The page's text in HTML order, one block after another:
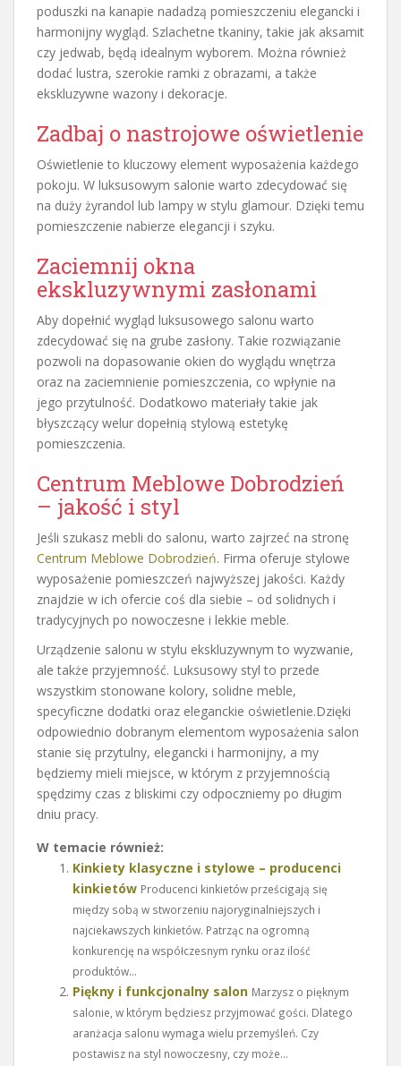
poduszki na kanapie nadadzą pomieszczeniu elegancki i
harmonijny wygląd. Szlachetne tkaniny, takie jak aksamit
czy jedwab, będą idealnym wyborem. Można również
dodać lustra, szerokie ramki z obrazami, a także
ekskluzywne wazony i dekoracje.
Zadbaj o nastrojowe oświetlenie
Oświetlenie to kluczowy element wyposażenia każdego
pokoju. W luksusowym salonie warto zdecydować się
na duży żyrandol lub lampy w stylu glamour. Dzięki temu
pomieszczenie nabierze elegancji i szyku.
Zaciemnij okna
ekskluzywnymi zasłonami
Aby dopełnić wygląd luksusowego salonu warto
zdecydować się na grube zasłony. Takie rozwiązanie
pozwoli na dopasowanie okien do wyglądu wnętrza
oraz na zaciemnienie pomieszczenia, co wpłynie na
jego przytulność. Dodatkowo materiały takie jak
błyszczący welur dopełnią stylową estetykę
pomieszczenia.
Centrum Meblowe Dobrodzień
– jakość i styl
Jeśli szukasz mebli do salonu, warto zajrzeć na stronę
Centrum Meblowe Dobrodzień. Firma oferuje stylowe
wyposażenie pomieszczeń najwyższej jakości. Każdy
znajdzie w ich ofercie coś dla siebie – od solidnych i
tradycyjnych po nowoczesne i lekkie meble.
Urządzenie salonu w stylu ekskluzywnym to wyzwanie,
ale także przyjemność. Luksusowy styl to przede
wszystkim stonowane kolory, solidne meble,
specyficzne dodatki oraz eleganckie oświetlenie.Dzięki
odpowiednio dobranym elementom wyposażenia salon
stanie się przytulny, elegancki i harmonijny, a my
będziemy mieli miejsce, w którym z przyjemnością
spędzimy czas z bliskimi czy odpoczniemy po długim
dniu pracy.
W temacie również:
Kinkiety klasyczne i stylowe – producenci
kinkietów Producenci kinkietów prześcigają się
między sobą w stworzeniu najoryginalniejszych i
najciekawszych kinkietów. Patrząc na ogromną
konkurencję na współczesnym rynku oraz ilość
produktów...
Piękny i funkcjonalny salon Marzysz o pięknym
salonie, w którym będziesz przyjmować gości. Dlatego
aranżacja salonu wymaga wielu przemyśleń. Czy
postawisz na styl nowoczesny, czy może...